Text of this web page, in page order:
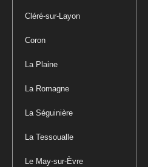
Cléré-sur-Layon
Coron
La Plaine
La Romagne
La Séguinière
La Tessoualle
Le May-sur-Èvre